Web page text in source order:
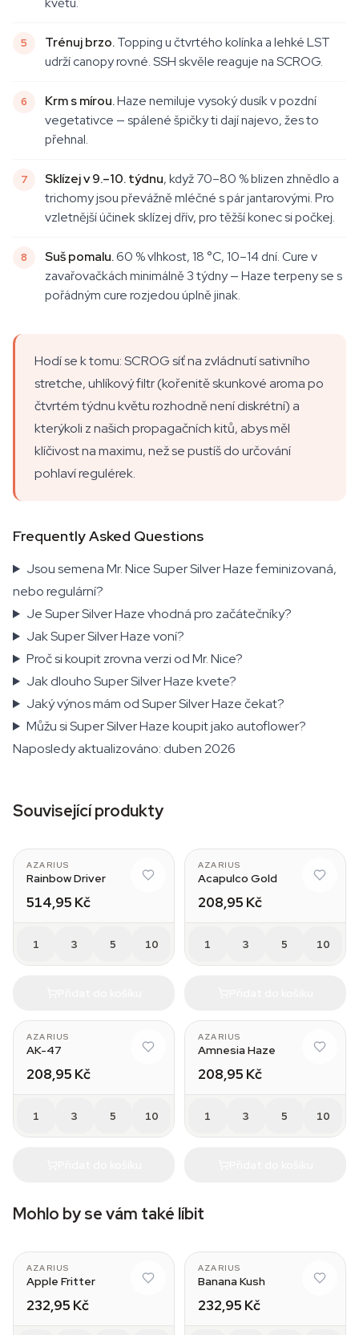
Trénuj brzo.Topping u čtvrtého kolínka a lehké LST
udrží canopy rovné. SSH skvěle reaguje na SCROG.
Krm s mírou.Haze nemiluje vysoký dusík v pozdní
vegetativce — spálené špičky ti dají najevo, žes to
přehnal.
Sklízej v 9.–10. týdnu, když 70–80 % blizen zhnědlo a
trichomy jsou převážně mléčné s pár jantarovými. Pro
vzletnější účinek sklízej dřív, pro těžší konec si počkej.
Suš pomalu.60 % vlhkost, 18 °C, 10–14 dní. Cure v
zavařovačkách minimálně 3 týdny — Haze terpeny se s
pořádným cure rozjedou úplně jinak.
Hodí se k tomu: SCROG síť na zvládnutí sativního
stretche, uhlíkový filtr (kořenitě skunkové aroma po
čtvrtém týdnu květu rozhodně není diskrétní) a
kterýkoli z našich propagačních kitů, abys měl
klíčivost na maximu, než se pustíš do určování
pohlaví regulérek.
Frequently Asked Questions
Jsou semena Mr. Nice Super Silver Haze feminizovaná,
nebo regulární?
Je Super Silver Haze vhodná pro začátečníky?
Jak Super Silver Haze voní?
Proč si koupit zrovna verzi od Mr. Nice?
Jak dlouho Super Silver Haze kvete?
Jaký výnos mám od Super Silver Haze čekat?
Můžu si Super Silver Haze koupit jako autoflower?
Naposledy aktualizováno: duben 2026
Související produkty
AZARIUS
Rainbow Driver
514,95 Kč
1 3 5 10
AZARIUS
Acapulco Gold
208,95 Kč
1 3 5 10
AZARIUS
AK-47
208,95 Kč
1 3 5 10
AZARIUS
Amnesia Haze
208,95 Kč
1 3 5 10
Mohlo by se vám také líbit
AZARIUS
Apple Fritter
232,95 Kč
AZARIUS
Banana Kush
232,95 Kč